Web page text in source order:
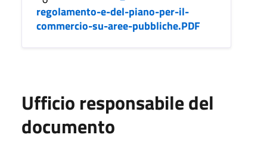
regolamento-e-del-piano-per-il-
commercio-su-aree-pubbliche.PDF
Ufficio responsabile del
documento